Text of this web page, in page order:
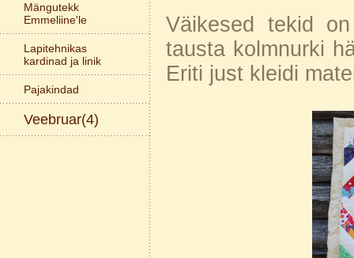
Mängutekk
Emmeliine'le
Lapitehnikas
kardinad ja linik
Pajakindad
Veebruar(4)
Väikesed tekid
tausta kolmnurki
Eriti just kleidi